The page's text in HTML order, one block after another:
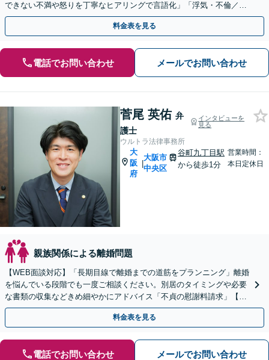
できない不満や怒りを丁寧なヒアリングで言語化」「浮気・不倫／慰
謝料請求サポート」【子連れ相談可】【休日・夜間相談可】
料金表を見る
電話でお問い合わせ メールでお問い合わせ
菅尾 英佑 弁
護士
インタビューを
見る
ウルトラ法律事務所
大
阪
府
|
大阪市
中央区
谷町九丁目駅
から徒歩1分
営業時間：
本日定休日
親族関係による離婚問題
【WEB面談対応】「長期目線で離婚までの道筋をプランニング」離婚
を悩んでいる段階でも一度ご相談ください。別居のタイミングや必要
な書類の収集などきめ細やかにアドバイス「不貞の慰謝料請求」【休
日夜間相談可】【上本町から徒歩10秒】
料金表を見る
電話でお問い合わせ メールでお問い合わせ